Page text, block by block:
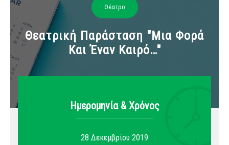
Θέατρο
Θεατρική Παράσταση "Μια Φορά
Και Έναν Καιρό…"
Ημερομηνία & Xρόνος
28 Δεκεμβρίου 2019